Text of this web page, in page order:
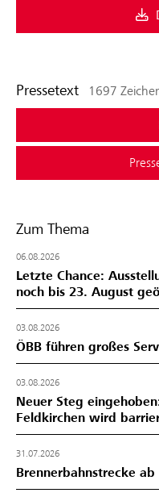
Pressetext 1697
Zum Thema
06.08.2026
Letzte Chance:
noch bis 23. August
03.08.2026
ÖBB führen großes
03.08.2026
Neuer Steg
Feldkirchen wird
31.07.2026
Brennerbahnstrecke